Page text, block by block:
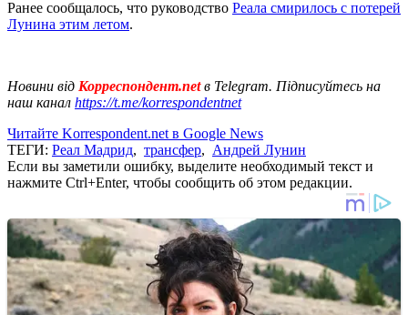
Ранее сообщалось, что руководство Реала смирилось с потерей
Лунина этим летом.
Новини від Корреспондент.netв Telegram. Підписуйтесь на
наш канал https://t.me/korrespondentnet
Читайте Korrespondent.net в Google News
ТЕГИ: Реал Мадрид, трансфер, Андрей Лунин
Если вы заметили ошибку, выделите необходимый текст и
нажмите Ctrl+Enter, чтобы сообщить об этом редакции.